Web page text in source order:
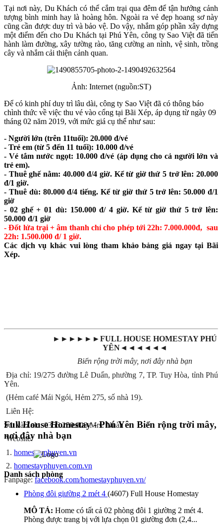
Tại nơi này, Du Khách có thể cắm trại qua đêm để tận hưởng cảnh
tượng bình minh hay là hoàng hôn. Ngoài ra vẻ đẹp hoang sơ này
cũng cần được duy trì và bảo vệ. Do vậy, nhắm góp phần xây dựng
một điểm đến cho Du Khách tại Phú Yên, công ty Sao Việt đã tiến
hành làm đường, xây tường rào, tăng cường an nình, vệ sinh, trồng
cây và nhắm cải thiện cảnh quan.
Ảnh: Internet (nguồn:ST)
Để có kinh phí duy trì lâu dài, công ty Sao Việt đã có thông báo
chình thức về việc thu vé vào cổng tại Bãi Xép, áp dụng từ ngày 09
tháng 02 năm 2019, với mức giá cụ thể như sau:
- Người lớn (trên 11tuổi): 20.000 đ/vé
- Trẻ em (từ 5 đến 11 tuổi): 10.000 đ/vé
- Vé tắm nước ngọt: 10.000 đ/vé (áp dụng cho cả người lớn và
trẻ em).
- Thuê ghế nằm: 40.000 đ/4 giờ. Kể từ giờ thứ 5 trở lên: 20.000
đ/1 giờ.
- Thuê dù: 80.000 đ/4 tiếng. Kể từ giờ thứ 5 trở lên: 50.000 đ/1
giờ
- 02 ghế + 01 dù: 150.000 đ/ 4 giờ. Kể từ giờ thứ 5 trở lên:
50.000 đ/1 giờ
- Đốt lửa trại + âm thanh chỉ cho phép tới 22h: 7.000.000đ, sau
22h: 1.500.000 đ/ 1 giờ.
Các dịch vụ khác vui lòng tham khảo bảng giá ngay tại Bãi
Xép.
►►►►►►FULL HOUSE HOMESTAY PHÚ
YÊN◄◄◄◄◄◄
Biển rộng trời mây, nơi đây nhà bạn
Địa chỉ: 19/275 đường Lê Duẩn, phường 7, TP. Tuy Hòa, tỉnh Phú
Yên.
(Hẻm café Mái Ngói, Hẻm 275, số nhà 19).
Liên Hệ:
Sđt và Zalo: 0356.250.803 Mrs. Nhàn
Website:
1. homestayphuyen.vn
2. homestayphuyen.com.vn
Fanpage:facebook.com/homestayphuyen.vn/
Full House Homestay - Phú Yên Biển rộng trời mây,
nơi đây nhà bạn
Danh sách phòng
Phòng đôi giường 2 mét 4 (4607) Full House Homestay
MÔ TẢ: Home có tất cả 02 phòng đôi 1 giường 2 mét 4.
Phòng được trang bị với lựa chọn 01 giường đơn (2,4...